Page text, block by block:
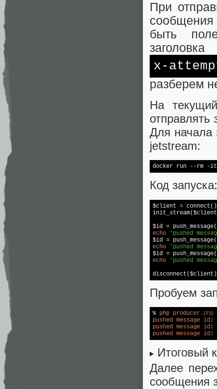
При
сообщения
быть
заголовка
x-
разберем
На
отправлять
Для начала
jetstream:
docker run --rm -
Код запуска:
$client =
$id =
echo
'pushed
$id =
echo
'pushed
$id =
echo
'pushed
Пробуем
% php producer .php
pushed
message id :
pushed
message id :
pushed
message id :
Итоговый
Далее
сообщения